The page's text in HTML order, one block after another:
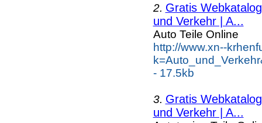
2. Gratis
und Verkehr | A...
Auto Teile Online
http://www.xn--
- 17.5kb
3. Gratis
und Verkehr | A...